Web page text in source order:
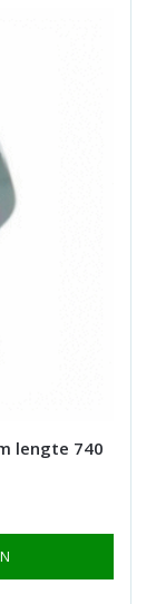
lengte 740